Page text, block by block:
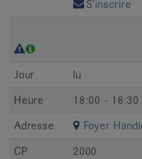
S’inscrire
Jour
lu
Heure
18:00 - 18:30
Adresse
Foyer
CP
2000